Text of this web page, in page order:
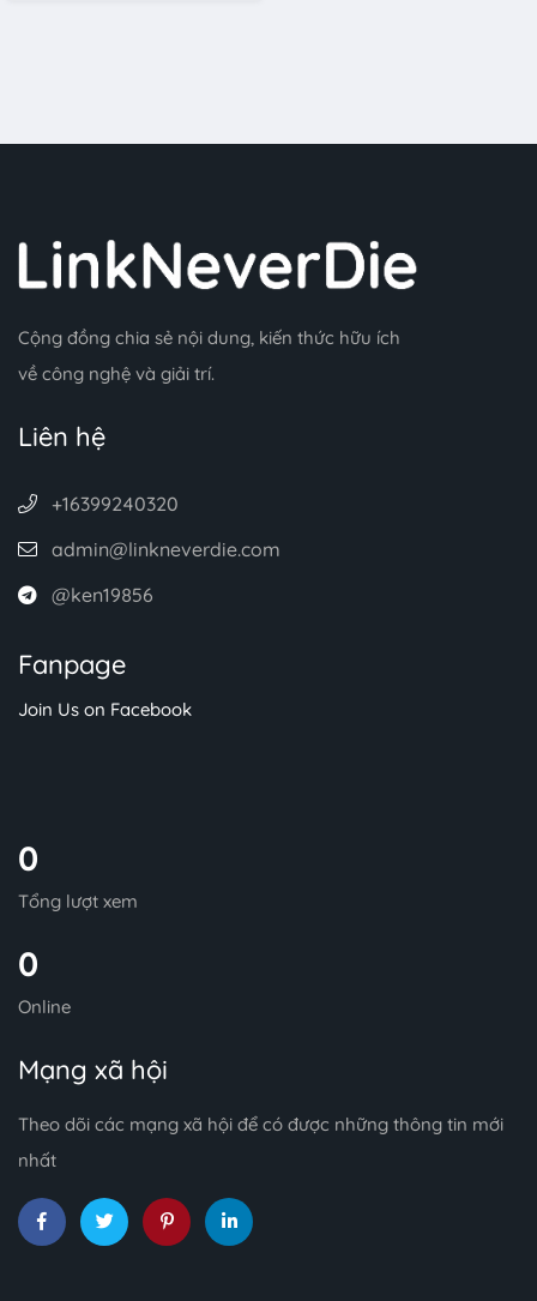
Cộng đồng chia sẻ nội dung, kiến thức hữu ích
về công nghệ và giải trí.
Liên hệ
+16399240320
admin@linkneverdie.com
@ken19856
Fanpage
Join Us on Facebook
0
Tổng lượt xem
0
Online
Mạng xã hội
Theo dõi các mạng xã hội để có được những thông tin mới
nhất